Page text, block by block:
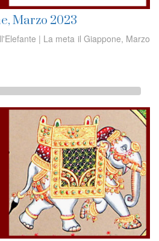
Marzo 2023
| La meta il Giappone, Marzo